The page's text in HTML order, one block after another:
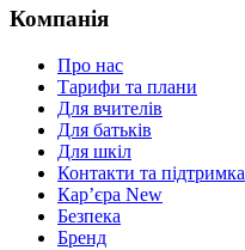
Компанія
Про нас
Тарифи та плани
Для вчителів
Для батьків
Для шкіл
Контакти та підтримка
Кар’єра New
Безпека
Бренд